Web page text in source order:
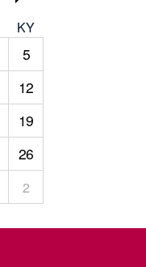
Μαδρίτης
ΚΥ
5
12
19
26
2